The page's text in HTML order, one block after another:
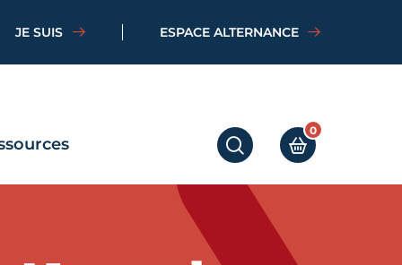
JE SUIS ESPACE ALTERNANCE
RECHERCHERMON PANIER
0